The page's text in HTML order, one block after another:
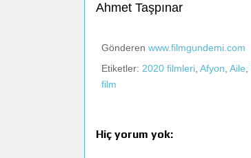
Ahmet Taşpınar
Gönderen www.filmgundemi.com
Etiketler: 2020 filmleri Afyon Aile
film
Hiç yorum yok: